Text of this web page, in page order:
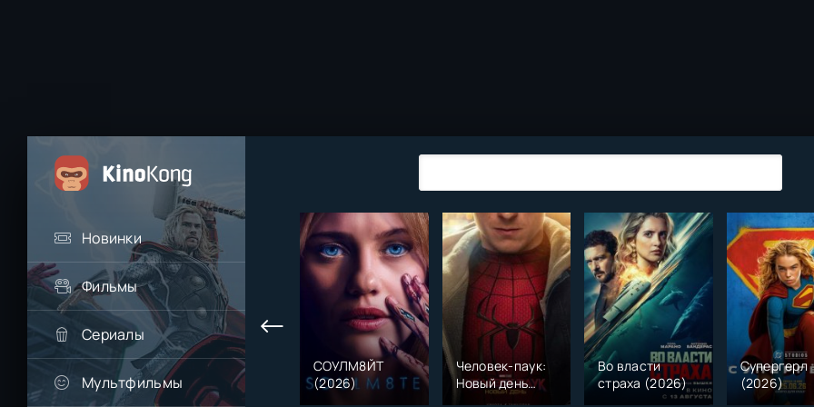
Новинки
Фильмы
Сериалы
Мультфильмы
СОУЛМ8ЙТ
(2026)
Человек-паук:
Новый день
(2026)
Во власти
страха (2026)
Супергерл
(2026)